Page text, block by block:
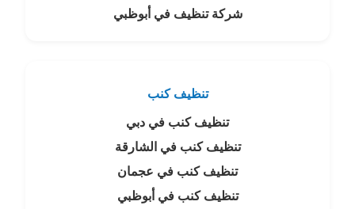
شركة تنظيف في أبوظبي
تنظيف كنب
تنظيف كنب في دبي
تنظيف كنب في الشارقة
تنظيف كنب في عجمان
تنظيف كنب في أبوظبي